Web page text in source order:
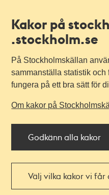
Kakor på
.stockholm.se
På Stockholmskällan
sammanställa statistik och
fungera på ett bra sätt för
Om kakor på
Godkänn alla kakor
Välj vilka kakor vi får